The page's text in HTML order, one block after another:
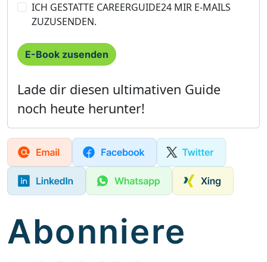
ICH GESTATTE CAREERGUIDE24 MIR E-MAILS
ZUZUSENDEN.
E-Book zusenden
Lade dir diesen ultimativen Guide
noch heute herunter!
Abonniere